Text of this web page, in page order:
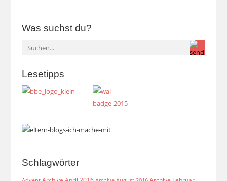
Was suchst du?
Lesetipps
Schlagwörter